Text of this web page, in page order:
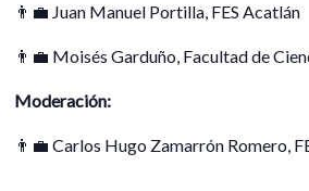
👨‍💼 Juan Manuel Portilla, FES Acatlán
👨‍💼 Moisés Garduño, Facultad de
Moderación:
👨‍💼 Carlos Hugo Zamarrón Romero,